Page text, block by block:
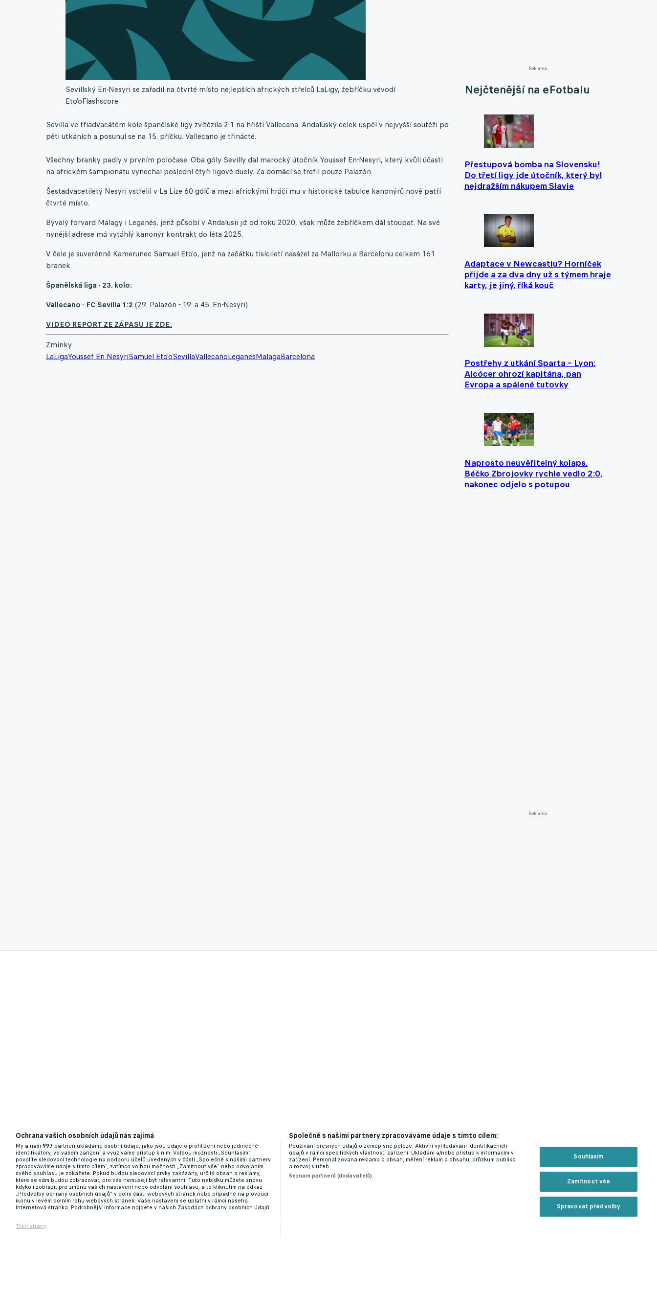
Reklama
Nejčtenější na eFotbalu
Přestupová bomba na Slovensku!
Do třetí ligy jde útočník, který byl
nejdražším nákupem Slavie
Adaptace v Newcastlu? Horníček
přijde a za dva dny už s týmem hraje
karty, je jiný, říká kouč
Postřehy z utkání Sparta – Lyon:
Alcócer ohrozí kapitána, pan
Evropa a spálené tutovky
Naprosto neuvěřitelný kolaps.
Béčko Zbrojovky rychle vedlo 2:0,
nakonec odjelo s potupou
Reklama
Sevillský En-Nesyri se zařadil na čtvrté místo nejlepších afrických střelců LaLigy, žebříčku vévodí
Eto'oFlashscore
Sevilla ve třiadvacátém kole španělské ligy zvítězila 2:1 na hřišti Vallecana. Andaluský celek uspěl v nejvyšší soutěži po
pěti utkáních a posunul se na 15. příčku. Vallecano je třinácté.
Všechny branky padly v prvním poločase. Oba góly Sevilly dal marocký útočník Youssef En-Nesyri, který kvůli účasti
na africkém šampionátu vynechal poslední čtyři ligové duely. Za domácí se trefil pouze Palazón.
Šestadvacetiletý Nesyri vstřelil v La Lize 60 gólů a mezi africkými hráči mu v historické tabulce kanonýrů nově patří
čtvrté místo.
Bývalý forvard Málagy i Leganés, jenž působí v Andalusii již od roku 2020, však může žebříčkem dál stoupat. Na své
nynější adrese má vytáhlý kanonýr kontrakt do léta 2025.
V čele je suverénně Kamerunec Samuel Eto'o, jenž na začátku tisíciletí nasázel za Mallorku a Barcelonu celkem 161
branek.
Španělská liga - 23. kolo:
Vallecano - FC Sevilla 1:2 (29. Palazón - 19. a 45. En-Nesyri)
VIDEO REPORT ZE ZÁPASU JE ZDE.
Zmínky
LaLigaYoussef En NesyriSamuel Eto'oSevillaVallecanoLeganesMalagaBarcelona
Ochrana vašich osobních údajů nás zajímá
My a naši 997 partneři ukládáme osobní údaje, jako jsou údaje o prohlížení nebo jedinečné
identifikátory, ve vašem zařízení a využíváme přístup k nim. Volbou možnosti „Souhlasím“
povolíte sledovací technologie na podporu účelů uvedených v části „Společně s našimi partnery
zpracováváme údaje s tímto cílem“, zatímco volbou možnosti „Zamítnout vše“ nebo odvoláním
svého souhlasu je zakážete. Pokud budou sledovací prvky zakázány, určitý obsah a reklamy,
které se vám budou zobrazovat, pro vás nemusejí být relevantní. Tuto nabídku můžete znovu
kdykoli zobrazit pro změnu vašich nastavení nebo odvolání souhlasu, a to kliknutím na odkaz
„Předvolby ochrany osobních údajů“ v dolní části webových stránek nebo případně na plovoucí
ikonu v levém dolním rohu webových stránek. Vaše nastavení se uplatní v rámci našeho
Internetová stránka. Podrobnější informace najdete v našich Zásadách ochrany osobních údajů.
Třetí strany
Společně s našimi partnery zpracováváme údaje s tímto cílem:
Používání přesných údajů o zeměpisné poloze. Aktivní vyhledávání identifikačních
údajů v rámci specifických vlastností zařízení. Ukládání a/nebo přístup k informacím v
zařízení. Personalizovaná reklama a obsah, měření reklam a obsahu, průzkum publika
a rozvoj služeb.
Seznam partnerů (dodavatelů)
Souhlasím
Zamítnout vše
Spravovat předvolby